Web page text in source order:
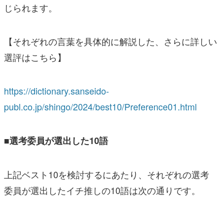
じられます。
【それぞれの言葉を具体的に解説した、さらに詳しい
選評はこちら】
https://dictionary.sanseido-
publ.co.jp/shingo/2024/best10/Preference01.html
■選考委員が選出した10語
上記ベスト10を検討するにあたり、それぞれの選考
委員が選出したイチ推しの10語は次の通りです。